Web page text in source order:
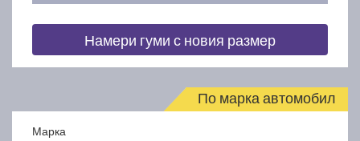
Намери гуми с новия размер
По марка автомобил
Марка